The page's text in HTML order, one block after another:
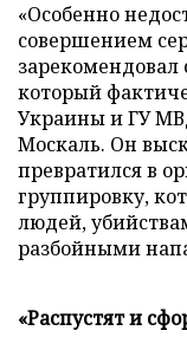
«Особенно
совершением
зарекомендовал
который
Украины и ГУ
Москаль. Он
превратился в
группировку,
людей,
разбойными
«Распустят и